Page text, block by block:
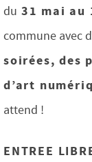
du 31 mai au
commune avec
soirées, des
d’art
attend !
ENTREE